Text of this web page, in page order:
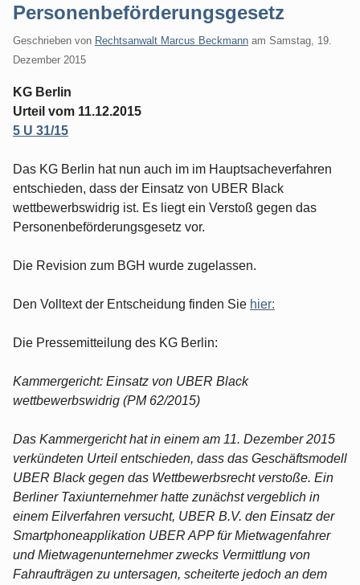
Personenbeförderungsgesetz
Geschrieben von Rechtsanwalt Marcus Beckmann am Samstag, 19.
Dezember 2015
KG Berlin
Urteil vom 11.12.2015
5 U 31/15
Das KG Berlin hat nun auch im im Hauptsacheverfahren
entschieden, dass der Einsatz von UBER Black
wettbewerbswidrig ist. Es liegt ein Verstoß gegen das
Personenbeförderungsgesetz vor.
Die Revision zum BGH wurde zugelassen.
Den Volltext der Entscheidung finden Sie hier:
Die Pressemitteilung des KG Berlin:
Kammergericht: Einsatz von UBER Black
wettbewerbswidrig (PM 62/2015)
Das Kammergericht hat in einem am 11. Dezember 2015
verkündeten Urteil entschieden, dass das Geschäftsmodell
UBER Black gegen das Wettbewerbsrecht verstoße. Ein
Berliner Taxiunternehmer hatte zunächst vergeblich in
einem Eilverfahren versucht, UBER B.V. den Einsatz der
Smartphoneapplikation UBER APP für Mietwagenfahrer
und Mietwagenunternehmer zwecks Vermittlung von
Fahraufträgen zu untersagen, scheiterte jedoch an dem